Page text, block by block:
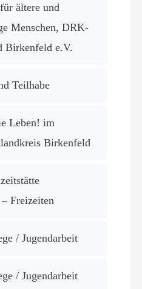
ältere und
Menschen, DRK-
Birkenfeld e.V.
Teilhabe
Leben! im
Birkenfeld
Freizeiten
/ Jugendarbeit
/ Jugendarbeit